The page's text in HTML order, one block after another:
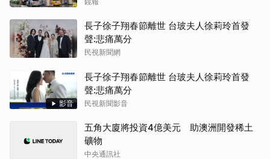
長子徐子翔春節離世 台玻夫人徐莉玲首發
聲:悲痛萬分
民視新聞網
影音
長子徐子翔春節離世 台玻夫人徐莉玲首發
聲:悲痛萬分
民視新聞影音
五角大廈將投資4億美元 助澳洲開發稀土
礦物
中央通訊社